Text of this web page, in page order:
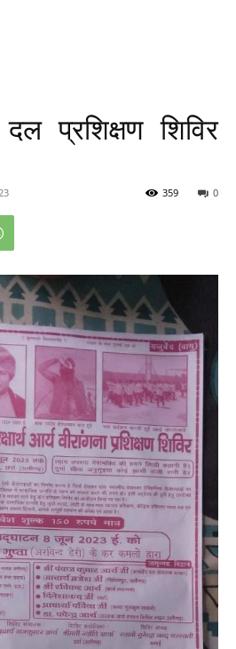
प्रशिक्षण शिविर
0
359